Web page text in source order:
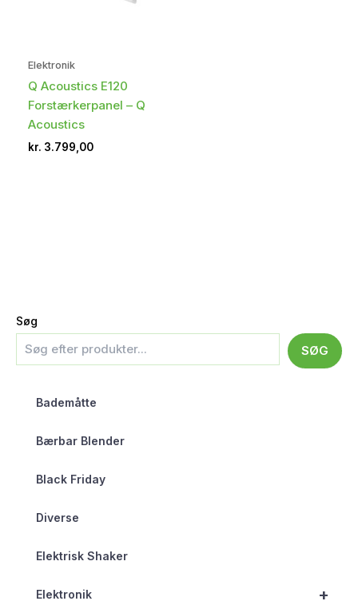
Søg
SØG
Bademåtte
Bærbar Blender
Black Friday
Diverse
Elektrisk Shaker
+
Elektronik
Elektronik
Q Acoustics E120
Forstærkerpanel – Q
Acoustics
kr. 3.799,00